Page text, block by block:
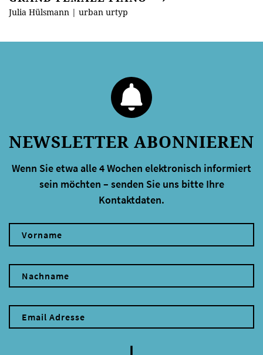
Julia Hülsmann | urban urtyp
NEWSLETTER ABONNIEREN
Wenn Sie etwa alle 4 Wochen elektronisch informiert
sein möchten – senden Sie uns bitte Ihre
Kontaktdaten.